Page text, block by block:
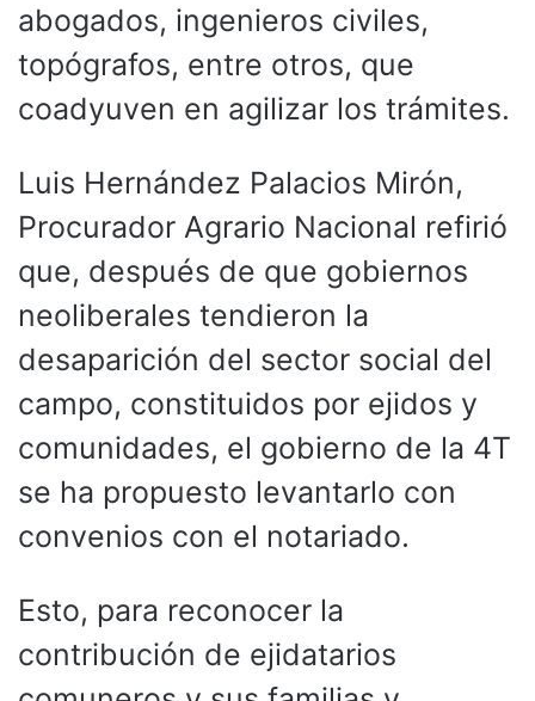
abogados, ingenieros civiles,
topógrafos, entre otros, que
coadyuven en agilizar los trámites.
Luis Hernández Palacios Mirón,
Procurador Agrario Nacional refirió
que, después de que gobiernos
neoliberales tendieron la
desaparición del sector social del
campo, constituidos por ejidos y
comunidades, el gobierno de la 4T
se ha propuesto levantarlo con
convenios con el notariado.
Esto, para reconocer la
contribución de ejidatarios